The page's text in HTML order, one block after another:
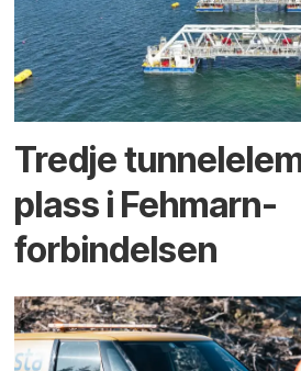
Tredje
plass i Fehmarn-
forbindelsen